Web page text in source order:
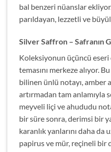
bal benzeri nüanslar
parıldayan, lezzetli ve
Silver Saffron – Safranın
Koleksiyonun üçüncü
temasını merkeze alıyor. Bu
bilinen ünlü notayı, amber
artırmadan tam anlamıyla
meyveli liçi ve ahududu
bir süre sonra, derimsi bir
karanlık yanlarını daha da
papirus ve mür, reçineli bir